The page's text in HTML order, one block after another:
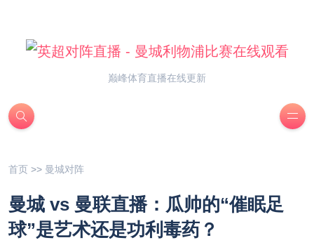
巅峰体育直播在线更新
首页 >> 曼城对阵
曼城 vs 曼联直播：瓜帅的“催眠足
球”是艺术还是功利毒药？